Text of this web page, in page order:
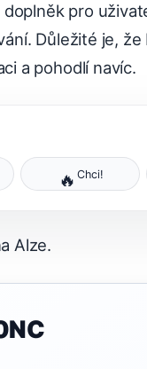
pro
Důležité je,
a pohodlí navíc.
🔥 Chci!
Alze.